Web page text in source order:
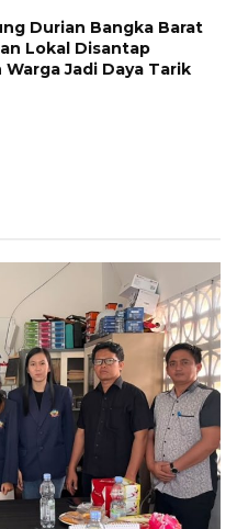
Durian Bangka Barat
Lokal Disantap
Warga Jadi Daya Tarik